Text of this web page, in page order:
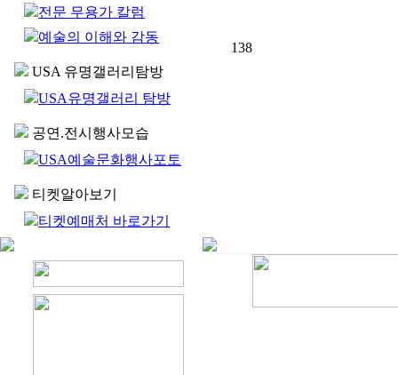
전문 무용가 칼럼
예술의 이해와 감동
USA 유명갤러리탐방
USA유명갤러리 탐방
공연.전시행사모습
USA예술문화행사포토
티켓알아보기
티켓예매처 바로가기
138